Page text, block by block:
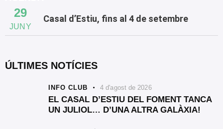
29
JUNY
Casal d’Estiu, fins al 4 de setembre
ÚLTIMES NOTÍCIES
INFO CLUB 4 d'agost de 2026
EL CASAL D’ESTIU DEL FOMENT TANCA
UN JULIOL… D’UNA ALTRA GALÀXIA!